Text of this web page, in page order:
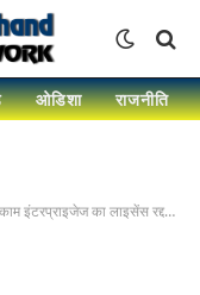
ओडिशा राजनीति
का लाइसेंस रद्द करने की दी चेतावनी